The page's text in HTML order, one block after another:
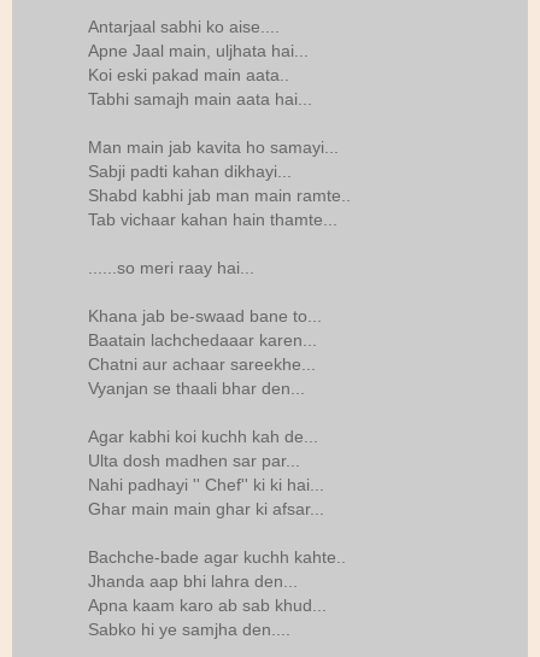
Antarjaal sabhi ko aise....
Apne Jaal main, uljhata hai...
Koi eski pakad main aata..
Tabhi samajh main aata hai...
Man main jab kavita ho samayi...
Sabji padti kahan dikhayi...
Shabd kabhi jab man main ramte..
Tab vichaar kahan hain thamte...
......so meri raay hai...
Khana jab be-swaad bane to...
Baatain lachchedaaar karen...
Chatni aur achaar sareekhe...
Vyanjan se thaali bhar den...
Agar kabhi koi kuchh kah de...
Ulta dosh madhen sar par...
Nahi padhayi '' Chef'' ki ki hai...
Ghar main main ghar ki afsar...
Bachche-bade agar kuchh kahte..
Jhanda aap bhi lahra den...
Apna kaam karo ab sab khud...
Sabko hi ye samjha den....